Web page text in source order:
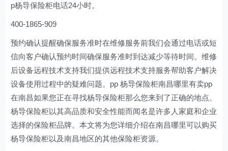
p杨导保险柜电话24小时。
400-1865-909
预约确认提醒确保服务准时在维修服务前我们会通过电话或短
信向客户确认预约时间确保服务准时到达减少等待时间。维修
后设备远程技术支持我们提供远程技术支持服务帮助客户解决
设备使用过程中的疑难问题。pp 杨导保险柜南昌哪里有卖pp
在南昌如果您正在寻找杨导保险柜那么您来到了正确的地点。
杨导保险柜以其高品质和安全性能而闻名是许多人家庭和企业
选择的保险柜品牌。本文将为您详细介绍在南昌哪里可以购买
杨导保险柜以及南昌地区的其他保险柜资源。